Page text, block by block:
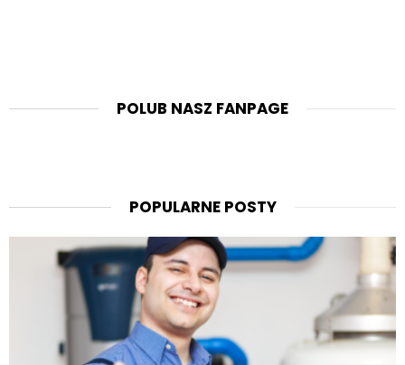
POLUB NASZ FANPAGE
POPULARNE POSTY